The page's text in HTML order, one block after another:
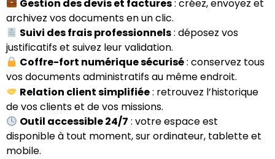
Gestion des devis et factures: créez, envoyez et
archivez vos documents en un clic.
Suivi des frais professionnels: déposez vos
justificatifs et suivez leur validation.
Coffre-fort numérique sécurisé: conservez tous
vos documents administratifs au même endroit.
Relation client simplifiée: retrouvez l’historique
de vos clients et de vos missions.
Outil accessible 24/7 : votre espace est
disponible à tout moment, sur ordinateur, tablette et
mobile.